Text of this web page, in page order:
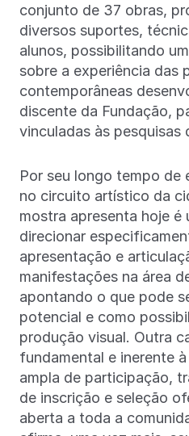
conjunto de 37 obras,
diversos suportes,
alunos, possibilitando
sobre a experiência das
contemporâneas
discente da Fundação,
vinculadas às pesquisas
Por seu longo tempo de
no circuito artístico da
mostra apresenta hoje é
direcionar
apresentação e
manifestações na área
apontando o que pode
potencial e como
produção visual. Outra
fundamental e inerente
ampla de participação,
de inscrição e seleção
aberta a toda a